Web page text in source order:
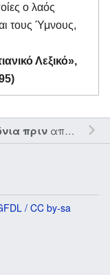
ο λαός
τους Ύμνους,
Λεξικό»,
πριναπό τον την
/ CC by-sa